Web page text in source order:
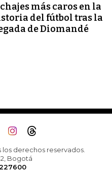
más caros en la
del fútbol tras la
de Diomandé
los derechos reservados.
Bogotá